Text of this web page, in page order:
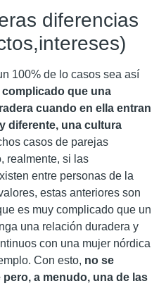
diferencias
100% de lo casos sea así
complicado que una
cuando en ella entran
diferente, una cultura
casos de parejas
realmente, si las
entre personas de la
estas anteriores son
es muy complicado que un
una relación duradera y
con una mujer nórdica
Con esto, no se
a menudo, una de las